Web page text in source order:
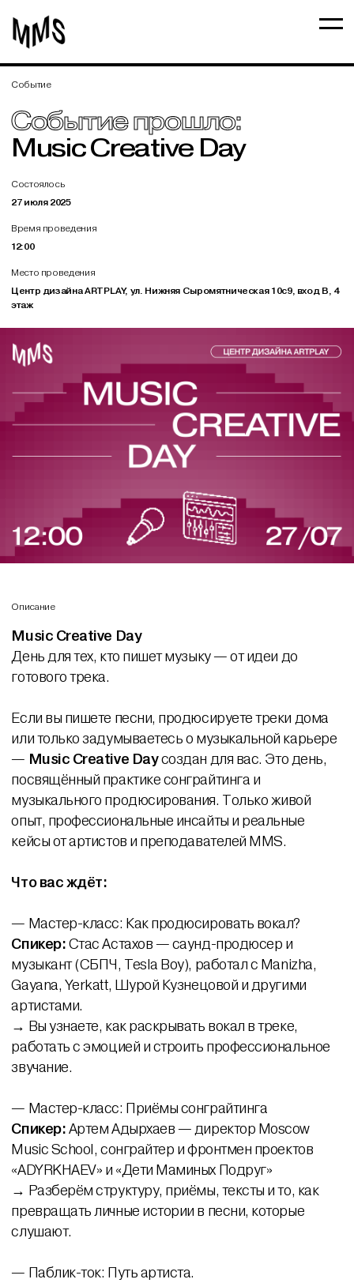
Событие
Событие прошло:
Music Creative Day
Состоялось
27 июля 2025
Время проведения
12:00
Место проведения
Центр дизайна ARTPLAY, ул. Нижняя Сыромятническая 10с9, вход В, 4
этаж
Описание
Music Creative Day
День для тех, кто пишет музыку — от идеи до
готового трека.
Если вы пишете песни, продюсируете треки дома
или только задумываетесь о музыкальной карьере
— Music Creative Dayсоздан для вас. Это день,
посвящённый практике сонграйтинга и
музыкального продюсирования. Только живой
опыт, профессиональные инсайты и реальные
кейсы от артистов и преподавателей MMS.
Что вас ждёт:
— Мастер-класс: Как продюсировать вокал?
Спикер:Стас Астахов — саунд-продюсер и
музыкант (СБПЧ, Tesla Boy), работал с Manizha,
Gayana, Yerkatt, Шурой Кузнецовой и другими
артистами.
→ Вы узнаете, как раскрывать вокал в треке,
работать с эмоцией и строить профессиональное
звучание.
— Мастер-класс: Приёмы сонграйтинга
Спикер:Артем Адырхаев — директор Moscow
Music School, сонграйтер и фронтмен проектов
«ADYRKHAEV» и «Дети Маминых Подруг»
→ Разберём структуру, приёмы, тексты и то, как
превращать личные истории в песни, которые
слушают.
— Паблик-ток: Путь артиста.